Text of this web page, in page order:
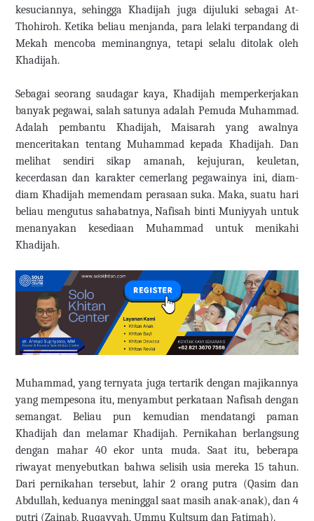
kesuciannya, sehingga Khadijah juga dijuluki sebagai At-
Thohiroh. Ketika beliau menjanda, para lelaki terpandang di
Mekah mencoba meminangnya, tetapi selalu ditolak oleh
Khadijah.
Sebagai seorang saudagar kaya, Khadijah memperkerjakan
banyak pegawai, salah satunya adalah Pemuda Muhammad.
Adalah pembantu Khadijah, Maisarah yang awalnya
menceritakan tentang Muhammad kepada Khadijah. Dan
melihat sendiri sikap amanah, kejujuran, keuletan,
kecerdasan dan karakter cemerlang pegawainya ini, diam-
diam Khadijah memendam perasaan suka. Maka, suatu hari
beliau mengutus sahabatnya, Nafisah binti Muniyyah untuk
menanyakan kesediaan Muhammad untuk menikahi
Khadijah.
Muhammad, yang ternyata juga tertarik dengan majikannya
yang mempesona itu, menyambut perkataan Nafisah dengan
semangat. Beliau pun kemudian mendatangi paman
Khadijah dan melamar Khadijah. Pernikahan berlangsung
dengan mahar 40 ekor unta muda. Saat itu, beberapa
riwayat menyebutkan bahwa selisih usia mereka 15 tahun.
Dari pernikahan tersebut, lahir 2 orang putra (Qasim dan
Abdullah, keduanya meninggal saat masih anak-anak), dan 4
putri (Zainab, Ruqayyah, Ummu Kultsum dan Fatimah).